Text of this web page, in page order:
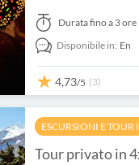
Duratafino a 3 ore
Disponibile in: En
4,73/5 (3)
ESCURSIONI E TOUR
Tour privato in